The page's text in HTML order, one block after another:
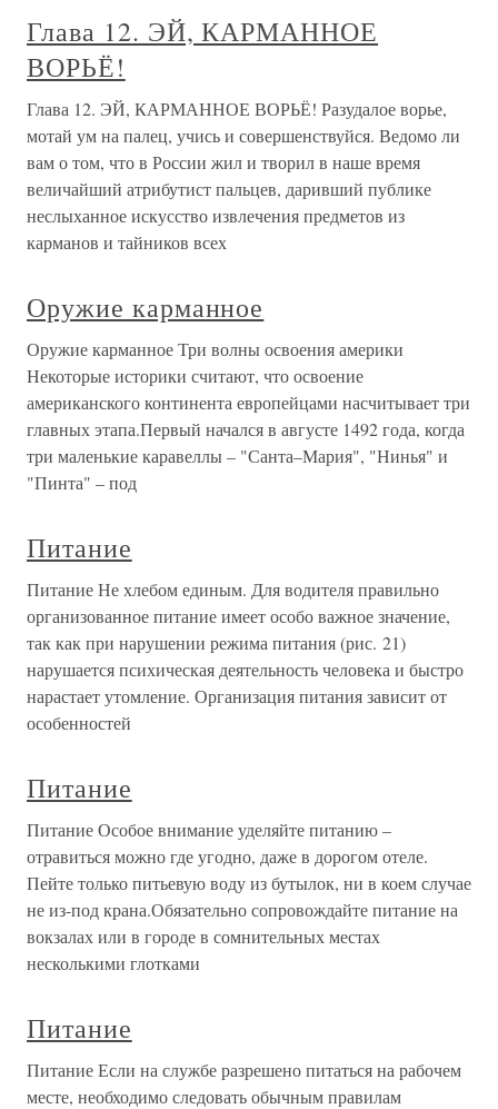
Глава 12. ЭЙ, КАРМАННОЕ
ВОРЬЁ!
Глава 12. ЭЙ, КАРМАННОЕ ВОРЬЁ! Разудалое ворье,
мотай ум на палец, учись и совершенствуйся. Ведомо ли
вам о том, что в России жил и творил в наше время
величайший атрибутист пальцев, даривший публике
неслыханное искусство извлечения предметов из
карманов и тайников всех
Оружие карманное
Оружие карманное Три волны освоения америки
Некоторые историки считают, что освоение
американского континента европейцами насчитывает три
главных этапа.Первый начался в августе 1492 года, когда
три маленькие каравеллы – "Санта–Мария", "Нинья" и
"Пинта" – под
Питание
Питание Не хлебом единым. Для водителя правильно
организованное питание имеет особо важное значение,
так как при нарушении режима питания (рис. 21)
нарушается психическая деятельность человека и быстро
нарастает утомление. Организация питания зависит от
особенностей
Питание
Питание Особое внимание уделяйте питанию –
отравиться можно где угодно, даже в дорогом отеле.
Пейте только питьевую воду из бутылок, ни в коем случае
не из-под крана.Обязательно сопровождайте питание на
вокзалах или в городе в сомнительных местах
несколькими глотками
Питание
Питание Если на службе разрешено питаться на рабочем
месте, необходимо следовать обычным правилам